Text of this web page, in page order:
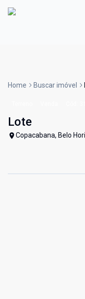
Home Buscar imóvel
Lote
Copacabana, Belo